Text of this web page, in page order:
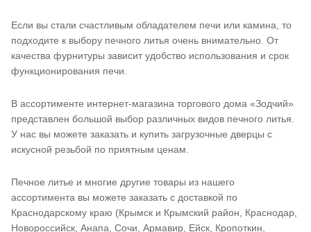
Если вы стали счастливым обладателем печи или камина, то
подходите к выбору печного литья очень внимательно. От
качества фурнитуры зависит удобство использования и срок
функционирования печи.
В ассортименте интернет-магазина торгового дома «Зодчий»
представлен большой выбор различных видов печного литья.
У нас вы можете заказать и купить загрузочные дверцы с
искусной резьбой по приятным ценам.
Печное литье и многие другие товары из нашего
ассортимента вы можете заказать с доставкой по
Краснодарскому краю (Крымск и Крымский район, Краснодар,
Новороссийск, Анапа, Сочи, Армавир, Ейск, Кропоткин,